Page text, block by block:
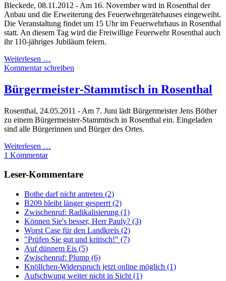
Bleckede, 08.11.2012 - Am 16. November wird in Rosenthal der
Anbau und die Erweiterung des Feuerwehrgerätehauses eingeweiht.
Die Veranstaltung findet um 15 Uhr im Feuerwehrhaus in Rosenthal
statt. An diesem Tag wird die Freiwillige Feuerwehr Rosenthal auch
ihr 110-jähriges Jubiläum feiern.
Weiterlesen …
Kommentar schreiben
Bürgermeister-Stammtisch in Rosenthal
Rosenthal, 24.05.2011 - Am 7. Juni lädt Bürgermeister Jens Böther
zu einem Bürgermeister-Stammtisch in Rosenthal ein. Eingeladen
sind alle Bürgerinnen und Bürger des Ortes.
Weiterlesen …
1 Kommentar
Leser-Kommentare
Bothe darf nicht antreten (2)
B209 bleibt länger gesperrt (2)
Zwischenruf: Radikalisierung (1)
Können Sie's besser, Herr Pauly? (3)
Worst Case für den Landkreis (2)
"Prüfen Sie gut und kritisch!" (7)
Auf dünnem Eis (5)
Zwischenruf: Plump (6)
Knöllchen-Widerspruch jetzt online möglich (1)
Aufschwung weiter nicht in Sicht (1)